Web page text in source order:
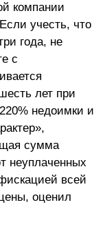
компании
учесть, что
года, не
с
лет при
недоимки и
сумма
неуплаченных
всей
оценил